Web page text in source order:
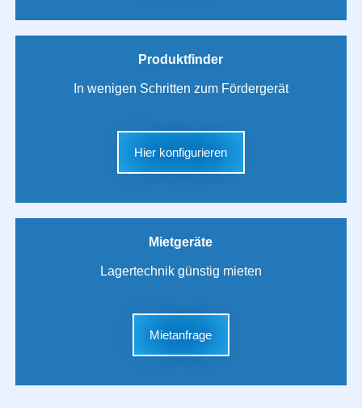
Produktfinder
In wenigen Schritten zum Fördergerät
Hier konfigurieren
Mietgeräte
Lagertechnik günstig mieten
Mietanfrage